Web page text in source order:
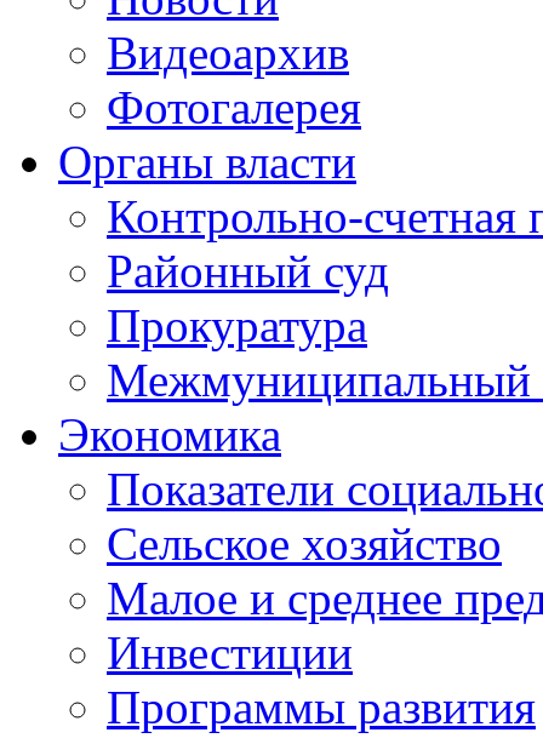
Видеоархив
Фотогалерея
Органы власти
Контрольно-счетная
Районный суд
Прокуратура
Межмуниципальный
Экономика
Показатели
Сельское хозяйство
Малое и среднее
Инвестиции
Программы развития